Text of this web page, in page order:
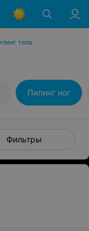
тела
Пилинг ног
Фильтры